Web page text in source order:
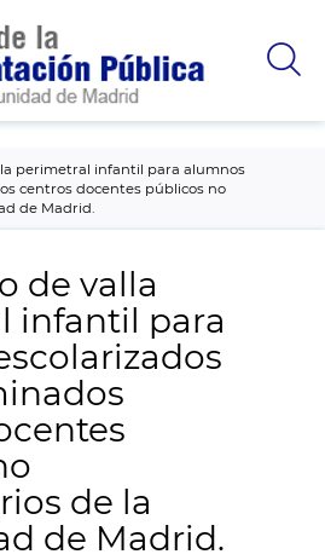
perimetral infantil para alumnos
centros docentes públicos no
de Madrid.
de valla
infantil para
de la
de Madrid.